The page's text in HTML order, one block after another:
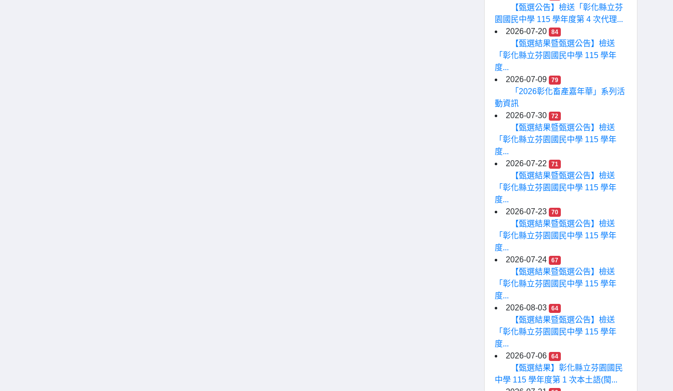
【甄選公告】檢送「彰化縣立芬
園國民中學 115 學年度第 4 次代理...
2026-07-20
84
【甄選結果暨甄選公告】檢送
「彰化縣立芬園國民中學 115 學年
度...
2026-07-09
79
「2026彰化畜產嘉年華」系列活
動資訊
2026-07-30
72
【甄選結果暨甄選公告】檢送
「彰化縣立芬園國民中學 115 學年
度...
2026-07-22
71
【甄選結果暨甄選公告】檢送
「彰化縣立芬園國民中學 115 學年
度...
2026-07-23
70
【甄選結果暨甄選公告】檢送
「彰化縣立芬園國民中學 115 學年
度...
2026-07-24
67
【甄選結果暨甄選公告】檢送
「彰化縣立芬園國民中學 115 學年
度...
2026-08-03
64
【甄選結果暨甄選公告】檢送
「彰化縣立芬園國民中學 115 學年
度...
2026-07-06
64
【甄選結果】彰化縣立芬園國民
中學 115 學年度第 1 次本土語(閩...